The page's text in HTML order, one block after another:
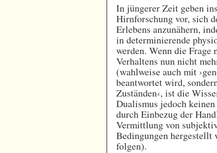
In jüngerer Zeit geben
Hirnforschung vor, sich
Erlebens anzunähern,
in determinierende
werden. Wenn die Frage
Verhaltens nun nicht
(wahlweise auch mit
beantwortet wird,
Zuständen‹, ist die
Dualismus jedoch
durch Einbezug der
Vermittlung von
Bedingungen hergestellt
folgen).